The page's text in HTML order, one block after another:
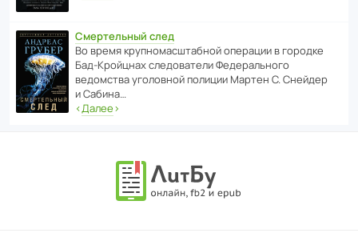
Смертельный след
Во время круп­но­мас­ш­та­бной операции в городке
Бад‑Крой­цнах следо­ва­тели Феде­раль­ного
ведомства уголо­вной полиции Мартен С. Снейдер
и Сабина…
‹Далее›